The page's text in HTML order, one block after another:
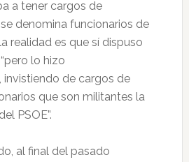
a tener cargos de
denomina funcionarios de
realidad es que sí dispuso
lo hizo
de cargos de
que son militantes la
PSOE”.
al final del pasado